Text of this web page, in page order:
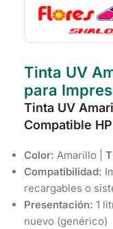
Tinta UV
para
Tinta UV
Compatible HP
Color: Amarillo |
Compatibilidad:
recargables o
Presentación: 1
nuevo (genérico)